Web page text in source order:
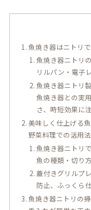
魚焼き器はニトリ
魚焼き器ニトリ
リルパン・電子
魚焼き器ニトリ
魚焼き器との実
さ、時短効果に
美味しく仕上げる
野菜料理での活用
魚焼き器ニトリ
魚の種類・切り
蓋付きグリルプ
防止、ふっくら
魚焼き器ニトリの